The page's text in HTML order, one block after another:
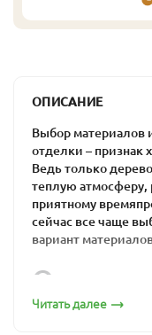
ОПИСАНИЕ
Выбор материалов
отделки – признак
Ведь только
теплую атмосферу,
приятному
сейчас все чаще
вариант
для
Читать далее